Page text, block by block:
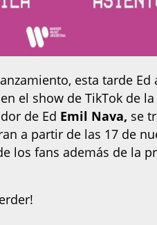
esta tarde
el show de TikTok de
de Ed Emil Nava, se
a partir de las 17 de
los fans además de la